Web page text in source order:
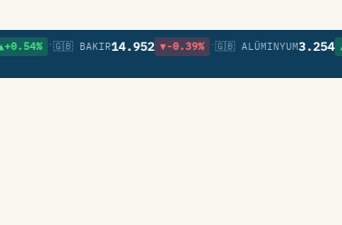
•🇬🇧 BAKIR14.952 ▼-0.39% •🇬🇧 ALÜMINYUM3.254 ▲+0.67%